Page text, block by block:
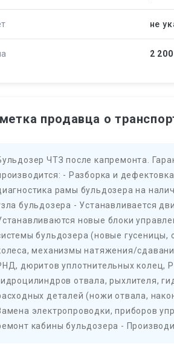
не
2
продавца о
ЧТЗ после капремонта.
- Разборка и
рамы бульдозера на
бульдозера - Устанавливается
новые блоки
бульдозера (новые
механизмы натяжения/
дюритов уплотнительных колец,
отвала, рыхлителя,
деталей (ножи отвала,
электропроводки, приборов
кабины бульдозера -